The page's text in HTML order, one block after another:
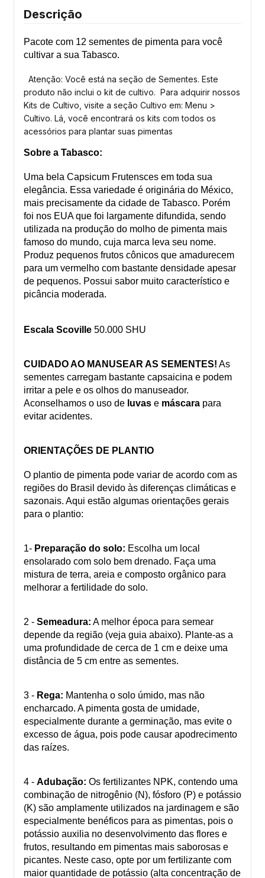
Descrição
Pacote com 12 sementes de pimenta para você
cultivar a sua Tabasco.
Atenção: Você está na seção de Sementes. Este
produto não inclui o kit de cultivo. Para adquirir nossos
Kits de Cultivo, visite a seção Cultivo em: Menu >
Cultivo. Lá, você encontrará os kits com todos os
acessórios para plantar suas pimentas
Sobre a Tabasco:
Uma bela Capsicum Frutensces em toda sua
elegância. Essa variedade é originária do México,
mais precisamente da cidade de Tabasco. Porém
foi nos EUA que foi largamente difundida, sendo
utilizada na produção do molho de pimenta mais
famoso do mundo, cuja marca leva seu nome.
Produz pequenos frutos cônicos que amadurecem
para um vermelho com bastante densidade apesar
de pequenos. Possui sabor muito característico e
picância moderada.
Escala Scoville 50.000 SHU
CUIDADO AO MANUSEAR AS SEMENTES! As
sementes carregam bastante capsaicina e podem
irritar a pele e os olhos do manuseador.
Aconselhamos o uso de luvas e máscara para
evitar acidentes.
ORIENTAÇÕES DE PLANTIO
O plantio de pimenta pode variar de acordo com as
regiões do Brasil devido às diferenças climáticas e
sazonais. Aqui estão algumas orientações gerais
para o plantio:
1- Preparação do solo: Escolha um local
ensolarado com solo bem drenado. Faça uma
mistura de terra, areia e composto orgânico para
melhorar a fertilidade do solo.
2 - Semeadura: A melhor época para semear
depende da região (veja guia abaixo). Plante-as a
uma profundidade de cerca de 1 cm e deixe uma
distância de 5 cm entre as sementes.
3 - Rega: Mantenha o solo úmido, mas não
encharcado. A pimenta gosta de umidade,
especialmente durante a germinação, mas evite o
excesso de água, pois pode causar apodrecimento
das raízes.
4 - Adubação: Os fertilizantes NPK, contendo uma
combinação de nitrogênio (N), fósforo (P) e potássio
(K) são amplamente utilizados na jardinagem e são
especialmente benéficos para as pimentas, pois o
potássio auxilia no desenvolvimento das flores e
frutos, resultando em pimentas mais saborosas e
picantes. Neste caso, opte por um fertilizante com
maior quantidade de potássio (alta concentração de